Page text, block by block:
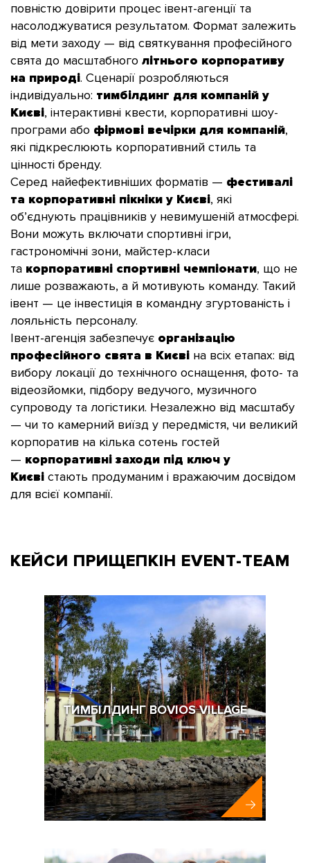
повністю довірити процес івент-агенції та
насолоджуватися результатом. Формат залежить
від мети заходу — від святкування професійного
свята до масштабного літнього корпоративу
на природі. Сценарії розробляються
індивідуально: тимбілдинг для компаній у
Києві, інтерактивні квести, корпоративні шоу-
програми або фірмові вечірки для компаній,
які підкреслюють корпоративний стиль та
цінності бренду.
Серед найефективніших форматів — фестивалі
та корпоративні пікніки у Києві, які
об’єднують працівників у невимушеній атмосфері.
Вони можуть включати спортивні ігри,
гастрономічні зони, майстер-класи
та корпоративні спортивні чемпіонати, що не
лише розважають, а й мотивують команду. Такий
івент — це інвестиція в командну згуртованість і
лояльність персоналу.
Івент-агенція забезпечує організацію
професійного свята в Києві на всіх етапах: від
вибору локації до технічного оснащення, фото- та
відеозйомки, підбору ведучого, музичного
супроводу та логістики. Незалежно від масштабу
— чи то камерний виїзд у передмістя, чи великий
корпоратив на кілька сотень гостей
— корпоративні заходи під ключ у
Києві стають продуманим і вражаючим досвідом
для всієї компанії.
КЕЙСИ ПРИЩЕПКІН EVENT-TEAM
ТИМБІЛДИНГ BOVIOS VILLAGE